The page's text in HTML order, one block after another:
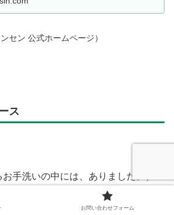
セン 公式ホームページ）
ス
お手洗いの中には、ありました。）
お問い合わせフォーム